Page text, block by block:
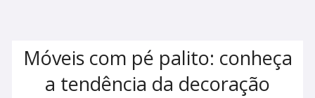
Móveis com pé palito: conheça
a tendência da decoração